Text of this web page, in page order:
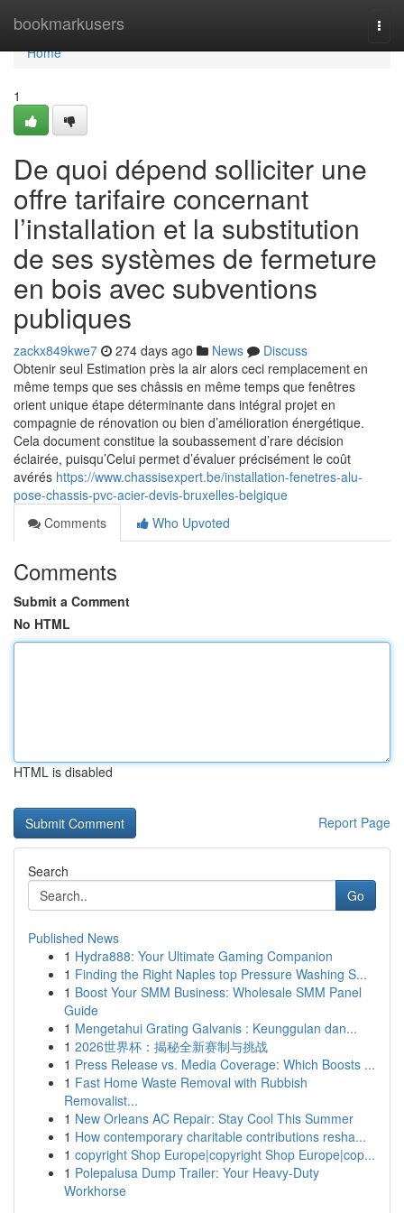
bookmarkusers
Home
Home
1
De quoi dépend solliciter une
offre tarifaire concernant
l’installation et la substitution
de ses systèmes de fermeture
en bois avec subventions
publiques
zackx849kwe7 274 days ago News
Discuss
Obtenir seul Estimation près la air alors ceci remplacement en
même temps que ses châssis en même temps que fenêtres
orient unique étape déterminante dans intégral projet en
compagnie de rénovation ou bien d’amélioration énergétique.
Cela document constitue la soubassement d’rare décision
éclairée, puisqu’Celui permet d’évaluer précisément le coût
avérés https://www.chassisexpert.be/installation-fenetres-alu-
pose-chassis-pvc-acier-devis-bruxelles-belgique
Comments
Who Upvoted
Comments
Submit a Comment
No HTML
HTML is disabled
Report Page
Search
Go
Published News
1 Hydra888: Your Ultimate Gaming Companion
1 Finding the Right Naples top Pressure Washing S...
1 Boost Your SMM Business: Wholesale SMM Panel
Guide
1 Mengetahui Grating Galvanis : Keunggulan dan...
1 2026世界杯：揭秘全新赛制与挑战
1 Press Release vs. Media Coverage: Which Boosts ...
1 Fast Home Waste Removal with Rubbish
Removalist...
1 New Orleans AC Repair: Stay Cool This Summer
1 How contemporary charitable contributions resha...
1 copyright Shop Europe|copyright Shop Europe|cop...
1 Polepalusa Dump Trailer: Your Heavy-Duty
Workhorse